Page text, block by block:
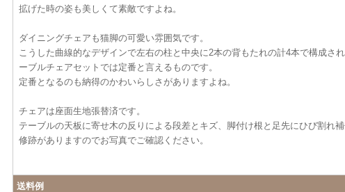
拡げた時の姿も美しくて素敵ですよね。
ダイニングチェアも猫脚の可愛い雰囲気です。
こうした曲線的なデザインで左右の柱と中央に2本の背もたれの計4本で構成さ
ーブルチェアセットでは定番と言えるものです。
定番となるのも納得のかわいらしさがありますよね。
チェアは座面生地張替済です。
テーブルの天板に寄せ木の反りによる段差とキズ、脚付け根と足先にひび割れ
修跡がありますのでお写真でご確認ください。
送料例